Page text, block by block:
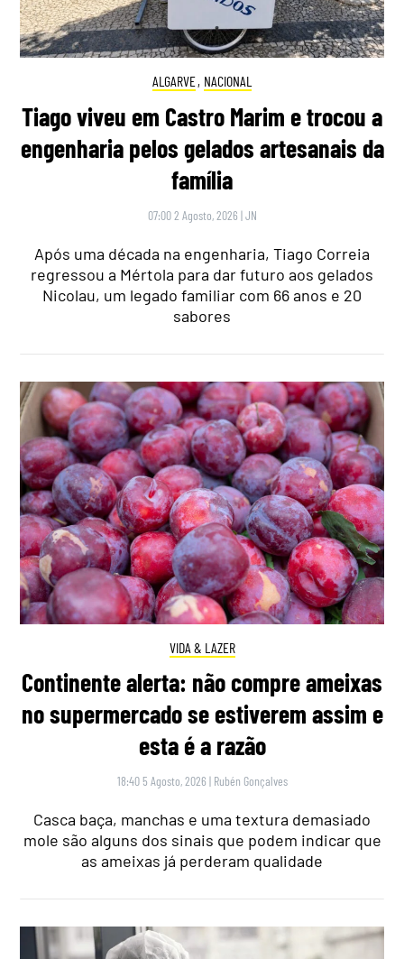
ALGARVE, NACIONAL
Tiago viveu em Castro Marim e trocou a
engenharia pelos gelados artesanais da
família
07:00 2 Agosto, 2026 |JN
Após uma década na engenharia, Tiago Correia
regressou a Mértola para dar futuro aos gelados
Nicolau, um legado familiar com 66 anos e 20
sabores
VIDA & LAZER
Continente alerta: não compre ameixas
no supermercado se estiverem assim e
esta é a razão
18:40 5 Agosto, 2026 | Rubén Gonçalves
Casca baça, manchas e uma textura demasiado
mole são alguns dos sinais que podem indicar que
as ameixas já perderam qualidade